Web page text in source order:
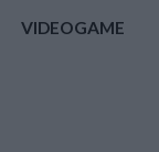
VIDEOGAME